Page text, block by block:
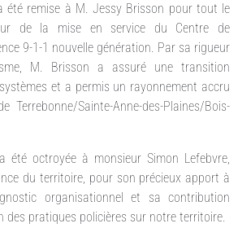
été remise à M. Jessy Brisson pour tout le
de la mise en service du Centre de
9-1-1 nouvelle génération. Par sa rigueur
M. Brisson a assuré une transition
et a permis un rayonnement accru
Terrebonne/Sainte-Anne-des-Plaines/Bois-
été octroyée à monsieur Simon Lefebvre,
du territoire, pour son précieux apport à
organisationnel et sa contribution
des pratiques policières sur notre territoire.